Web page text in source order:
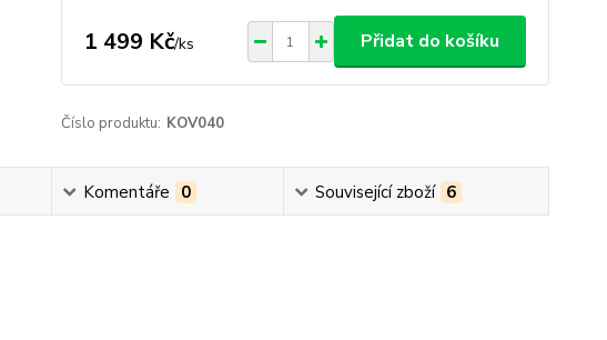
1 499 Kč/ks Přidat do košíku
Číslo produktu: KOV040
Komentáře 0 Související zboží 6